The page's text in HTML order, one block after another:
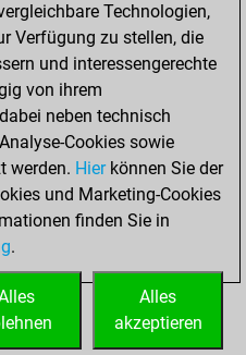
0
0
0
0
Technologien,
Verfügung zu stellen, die
und interessengerechte
von ihrem
neben technisch
Cookies sowie
werden. Hierkönnen Sie der
und Marketing-Cookies
finden Sie in
.
Alles
akzeptieren